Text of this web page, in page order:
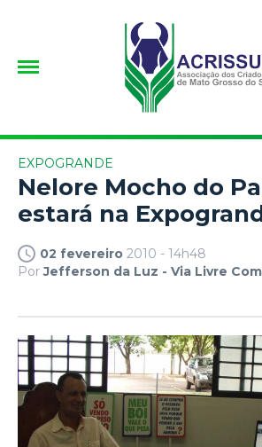
EXPOGRANDE
Nelore Mocho do
estará na
02 fevereiro 2010 - 14h48
PorJefferson da Luz - Via Livre